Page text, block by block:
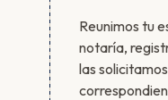
Reunimos tu
notaría,
las